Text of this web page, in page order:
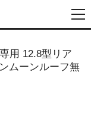
用 12.8型リア
ムーンルーフ無